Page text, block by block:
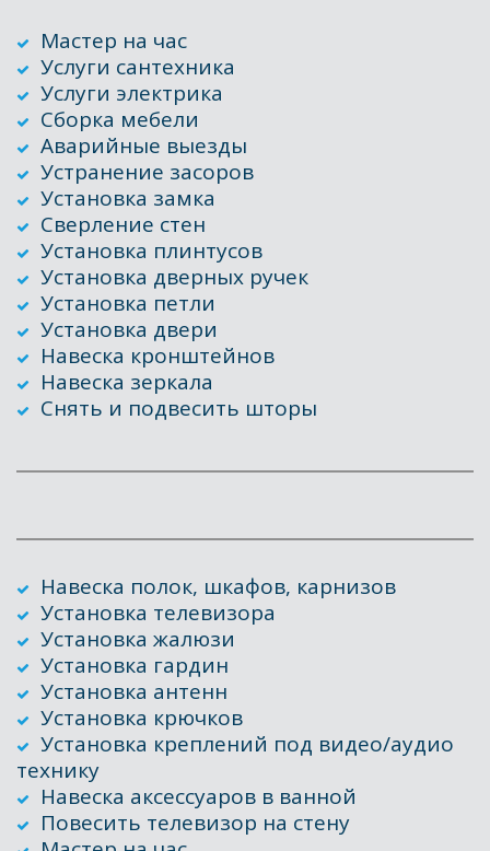
Мастер на час
Услуги сантехника
Услуги электрика
Сборка мебели
Аварийные выезды
Устранение засоров
Установка замка
Сверление стен
Установка плинтусов
Установка дверных ручек
Установка петли
Установка двери
Навеска кронштейнов
Навеска зеркала
Снять и подвесить шторы
Навеска полок, шкафов, карнизов
Установка телевизора
Установка жалюзи
Установка гардин
Установка антенн
Установка крючков
Установка креплений под видео/аудио
технику
Навеска аксессуаров в ванной
Повесить телевизор на стену